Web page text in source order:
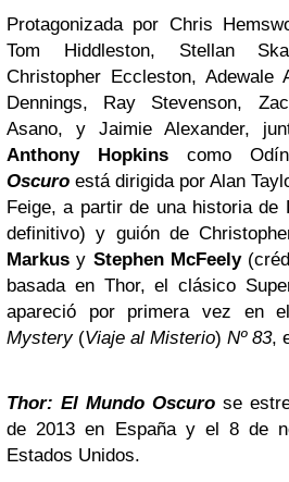
Protagonizada por Chris
Tom Hiddleston, Stellan
Christopher Eccleston, Adewale
Dennings, Ray Stevenson,
Asano, y Jaimie Alexander,
Anthony Hopkinscomo
Oscuro está dirigida por Alan
Feige, a partir de una historia de
definitivo) y guión de
Markus y Stephen McFeely
basada en Thor, el clásico
apareció por primera vez en
Mystery (Viaje al Misterio) Nº 83,
Thor: El Mundo Oscuro se
de 2013 en España y el 8 de
Estados Unidos.